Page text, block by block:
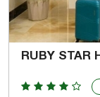
RUBY STAR